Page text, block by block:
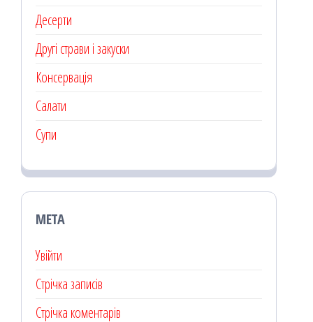
Десерти
Другі страви і закуски
Консервація
Салати
Супи
МЕТА
Увійти
Стрічка записів
Стрічка коментарів